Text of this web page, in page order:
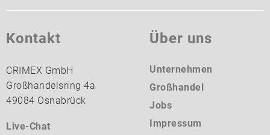
Kontakt
CRIMEX GmbH
Großhandelsring 4a
49084 Osnabrück
Live-Chat
Über uns
Unternehmen
Großhandel
Jobs
Impressum